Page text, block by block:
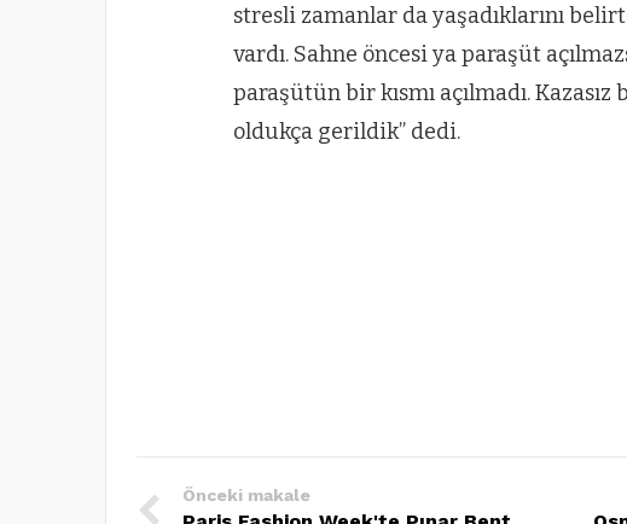
stresli zamanlar da yaşadıklarını
vardı. Sahne öncesi ya paraşüt
paraşütün bir kısmı açılmadı.
oldukça gerildik” dedi.
Önceki makale